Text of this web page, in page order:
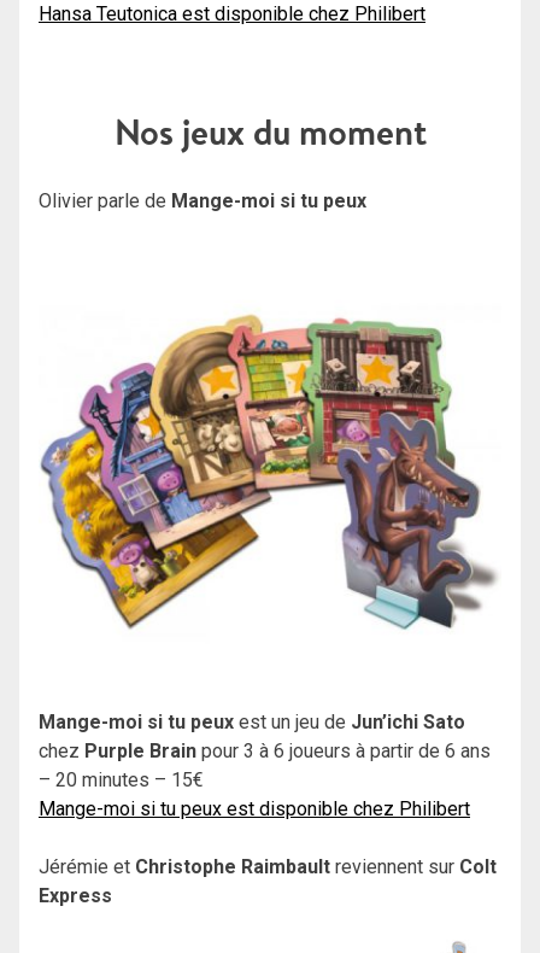
Hansa Teutonica est disponible chez Philibert
Nos jeux du moment
Olivier parle de Mange-moi si tu peux
Mange-moi si tu peux est un jeu de Jun’ichi Sato
chez Purple Brain pour 3 à 6 joueurs à partir de 6 ans
– 20 minutes – 15€
Mange-moi si tu peux est disponible chez Philibert
Jérémie et Christophe Raimbault reviennent sur Colt
Express